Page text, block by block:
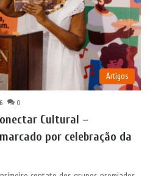
Artigos
0
Cultural –
por celebração da